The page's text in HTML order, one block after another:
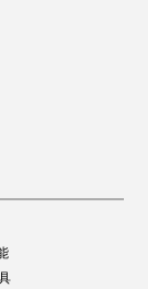
にスマホが当たらな